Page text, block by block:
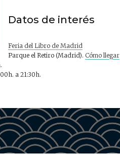
Datos de interés
Feria del Libro de Madrid
Parque el Retiro (Madrid). Cómo llegar
a 21:30h.